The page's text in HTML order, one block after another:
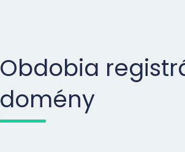
Obdobia
domény